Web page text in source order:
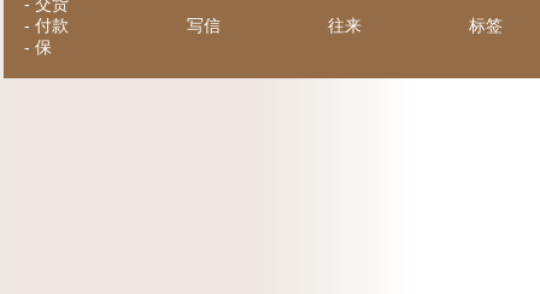
- 付款
- 保
写信 往来 标签